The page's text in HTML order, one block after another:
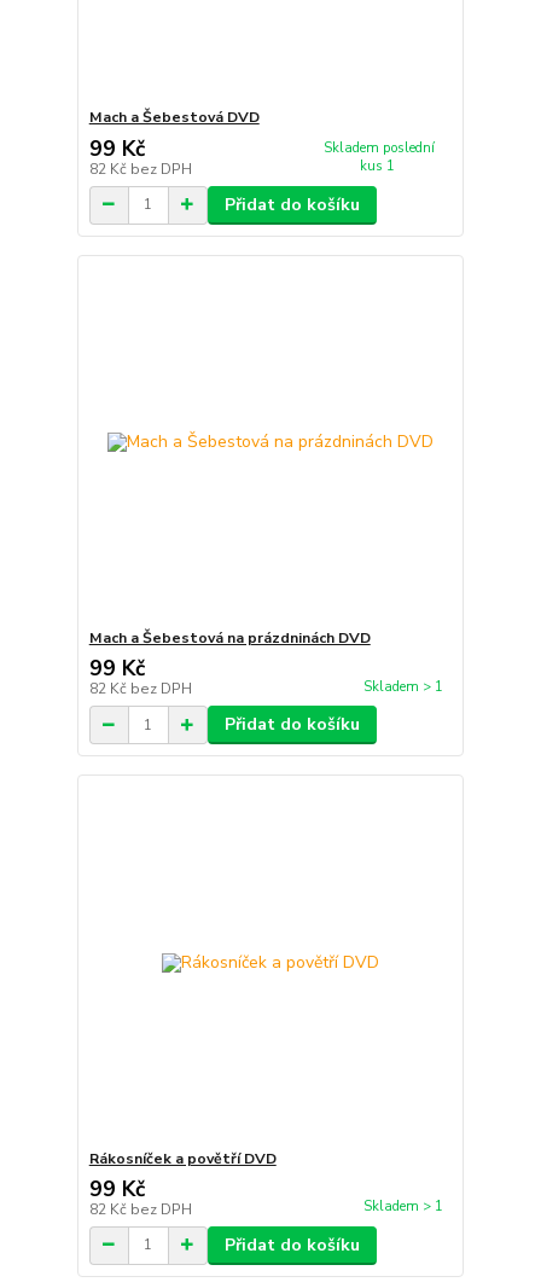
Mach a Šebestová DVD
99 Kč
82 Kč bez DPH
Skladem poslední
kus 1
Přidat do košíku
Mach a Šebestová na prázdninách DVD
99 Kč
82 Kč bez DPH Skladem > 1
Přidat do košíku
Rákosníček a povětří DVD
99 Kč
82 Kč bez DPH Skladem > 1
Přidat do košíku